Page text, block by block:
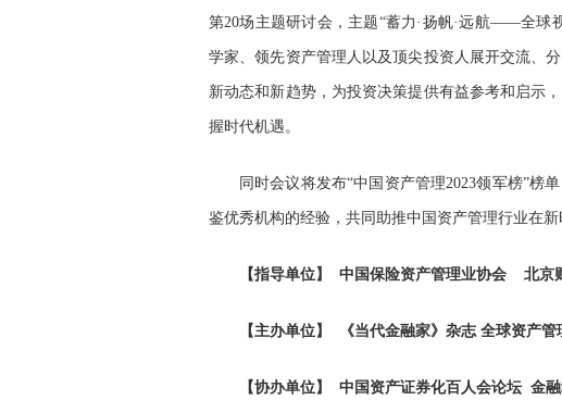
第20场主题研讨会，主题“蓄力·扬帆·远航——全球
学家、领先资产管理人以及顶尖投资人展开交流、
新动态和新趋势，为投资决策提供有益参考和启示
握时代机遇。
同时会议将发布“中国资产管理2023领军榜”榜
鉴优秀机构的经验，共同助推中国资产管理行业在新
【指导单位】 中国保险资产管理业协会 北京
【主办单位】 《当代金融家》杂志 全球资产管
【协办单位】 中国资产证券化百人会论坛 金